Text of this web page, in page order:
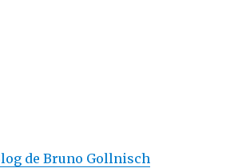
de Bruno Gollnisch